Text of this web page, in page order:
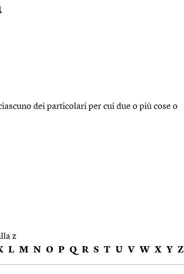
dei particolari per cui due o più cose o
z
L M N O P Q R S T U V W X Y Z